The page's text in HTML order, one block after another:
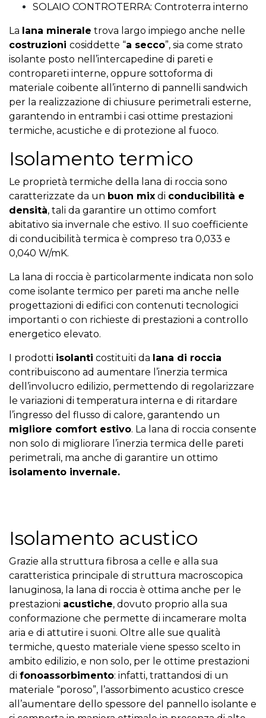
SOLAIO CONTROTERRA: Controterra interno
La lana minerale trova largo impiego anche nelle
costruzioni cosiddette “a secco”, sia come strato
isolante posto nell’intercapedine di pareti e
contropareti interne, oppure sottoforma di
materiale coibente all’interno di pannelli sandwich
per la realizzazione di chiusure perimetrali esterne,
garantendo in entrambi i casi ottime prestazioni
termiche, acustiche e di protezione al fuoco.
Isolamento termico
Le proprietà termiche della lana di roccia sono
caratterizzate da un buon mix di conducibilità e
densità, tali da garantire un ottimo comfort
abitativo sia invernale che estivo. Il suo coefficiente
di conducibilità termica è compreso tra 0,033 e
0,040 W/mK.
La lana di roccia è particolarmente indicata non solo
come isolante termico per pareti ma anche nelle
progettazioni di edifici con contenuti tecnologici
importanti o con richieste di prestazioni a controllo
energetico elevato.
I prodotti isolanti costituiti da lana di roccia
contribuiscono ad aumentare l’inerzia termica
dell’involucro edilizio, permettendo di regolarizzare
le variazioni di temperatura interna e di ritardare
l’ingresso del flusso di calore, garantendo un
migliore comfort estivo. La lana di roccia consente
non solo di migliorare l’inerzia termica delle pareti
perimetrali, ma anche di garantire un ottimo
isolamento invernale.
Isolamento acustico
Grazie alla struttura fibrosa a celle e alla sua
caratteristica principale di struttura macroscopica
lanuginosa, la lana di roccia è ottima anche per le
prestazioni acustiche, dovuto proprio alla sua
conformazione che permette di incamerare molta
aria e di attutire i suoni. Oltre alle sue qualità
termiche, questo materiale viene spesso scelto in
ambito edilizio, e non solo, per le ottime prestazioni
di fonoassorbimento: infatti, trattandosi di un
materiale “poroso”, l’assorbimento acustico cresce
all’aumentare dello spessore del pannello isolante e